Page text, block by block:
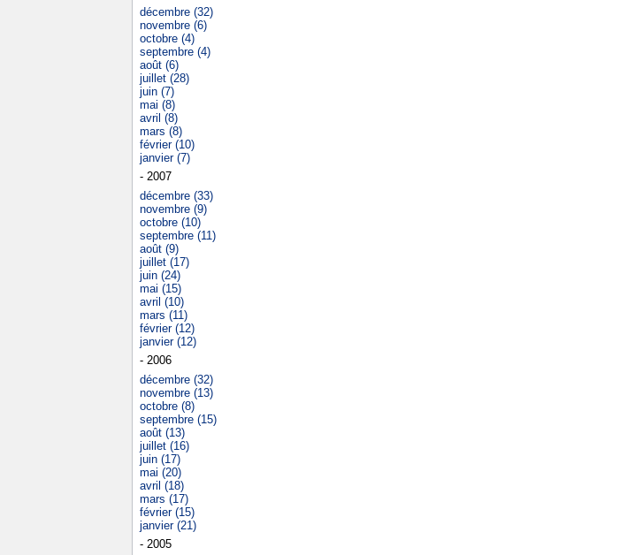
décembre (32)
novembre (6)
octobre (4)
septembre (4)
août (6)
juillet (28)
juin (7)
mai (8)
avril (8)
mars (8)
février (10)
janvier (7)
- 2007
décembre (33)
novembre (9)
octobre (10)
septembre (11)
août (9)
juillet (17)
juin (24)
mai (15)
avril (10)
mars (11)
février (12)
janvier (12)
- 2006
décembre (32)
novembre (13)
octobre (8)
septembre (15)
août (13)
juillet (16)
juin (17)
mai (20)
avril (18)
mars (17)
février (15)
janvier (21)
- 2005